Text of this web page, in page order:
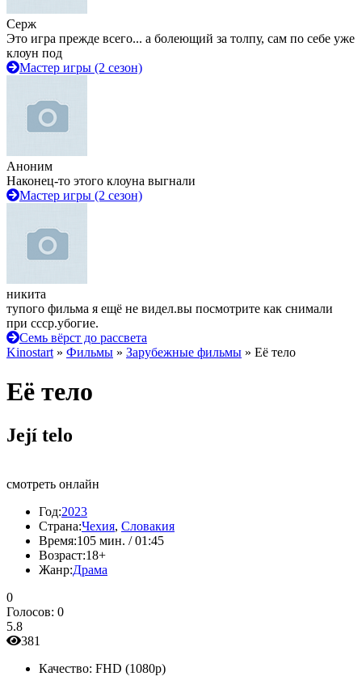
Серж
Это игра прежде всего... а болеющий за толпу, сам по себе уже
клоун под
Мастер игры (2 сезон)
Аноним
Наконец-то этого клоуна выгнали
Мастер игры (2 сезон)
никита
тупого фильма я ещё не видел.вы посмотрите как снимали
при ссср.убогие.
Семь вёрст до рассвета
Kinostart » Фильмы » Зарубежные фильмы » Её тело
Её тело
Její telo
смотреть онлайн
Год:2023
Страна:Чехия, Словакия
Время:105 мин. / 01:45
Возраст:18+
Жанр:Драма
0
Голосов: 0
5.8
381
Качество: FHD (1080p)